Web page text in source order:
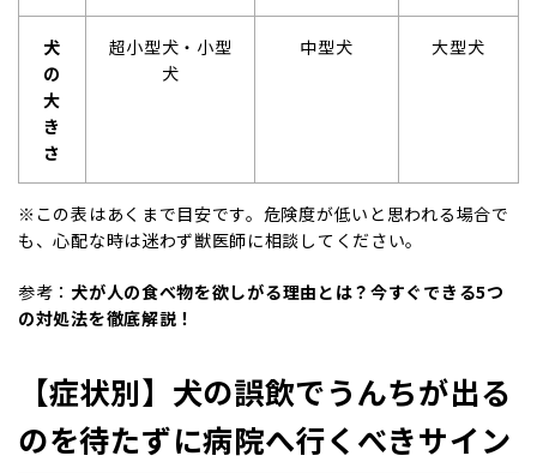
犬
の
大
き
さ
超小型犬・小型
犬
中型犬 大型犬
※この表はあくまで目安です。危険度が低いと思われる場合で
も、心配な時は迷わず獣医師に相談してください。
参考： 犬が人の食べ物を欲しがる理由とは？今すぐできる5つ
の対処法を徹底解説！
【症状別】犬の誤飲でうんちが出る
のを待たずに病院へ行くべきサイン